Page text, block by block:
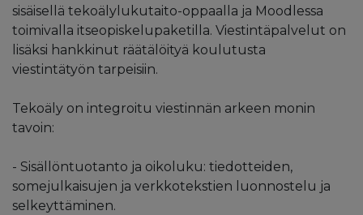
sisäisellä tekoälylukutaito-oppaalla ja Moodlessa
toimivalla itseopiskelupaketilla. Viestintäpalvelut on
lisäksi hankkinut räätälöityä koulutusta
viestintätyön tarpeisiin.
Tekoäly on integroitu viestinnän arkeen monin
tavoin:
- Sisällöntuotanto ja oikoluku: tiedotteiden,
somejulkaisujen ja verkkotekstien luonnostelu ja
selkeyttäminen.